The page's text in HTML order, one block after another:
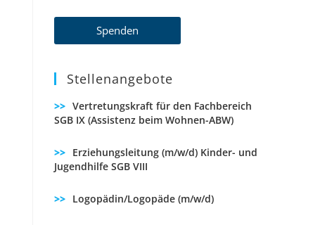
Spenden
Stellenangebote
Vertretungskraft für den Fachbereich
SGB IX (Assistenz beim Wohnen-ABW)
Erziehungsleitung (m/w/d) Kinder- und
Jugendhilfe SGB VIII
Logopädin/Logopäde (m/w/d)